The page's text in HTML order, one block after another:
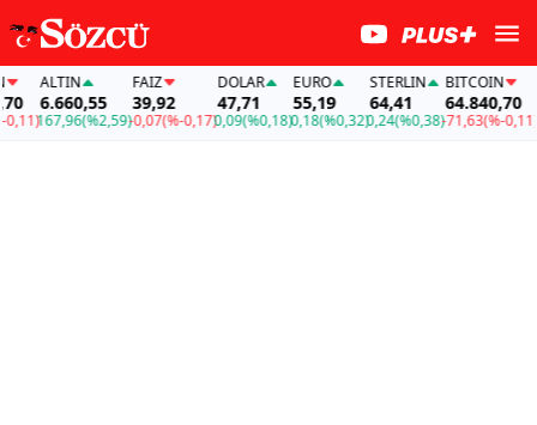
ALTIN
6.660,55
167,96(%2,59)
FAİZ
39,92
-0,07(%-0,17)
DOLAR
47,71
0,09(%0,18)
EURO
55,19
0,18(%0,32)
STERLIN
64,41
0,24(%0,38)
BITCOIN
64.840,70
-71,63(%-0,11)